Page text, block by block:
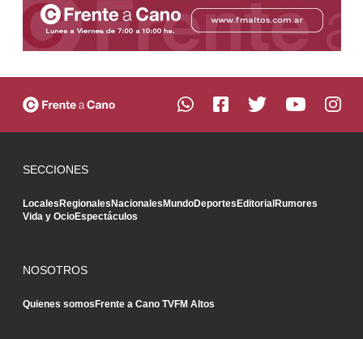
SECCIONES
LocalesRegionalesNacionalesMundoDeportesEditorialRumores
Vida y OcioEspectáculos
NOSOTROS
Quienes somosFrente a Cano TVFM Altos